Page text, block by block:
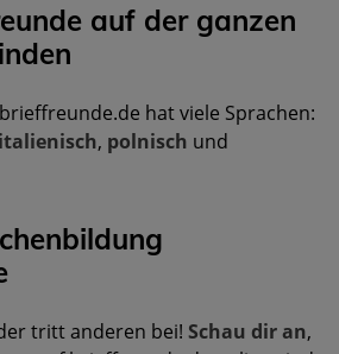
auf der ganzen
hat viele Sprachen:
italienisch, polnisch und
tritt anderen bei! Schau dir an,